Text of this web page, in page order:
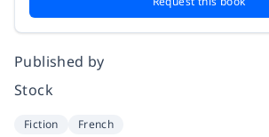
Published by
Stock
Fiction French